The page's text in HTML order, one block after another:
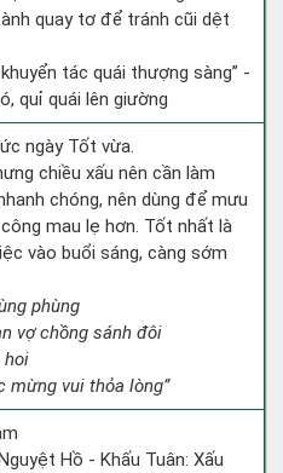
quay tơ để tránh cũi dệt
tác quái thượng sàng” -
quỉ quái lên giường
ngày Tốt vừa.
chiều xấu nên cần làm
chóng, nên dùng để mưu
mau lẹ hơn. Tốt nhất là
vào buổi sáng, càng sớm
phùng
vợ chồng sánh đôi
hoi
mừng vui thỏa lòng”
Hồ - Khấu Tuân: Xấu